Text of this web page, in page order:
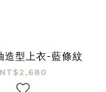
造型上衣-藍條紋
NT$2,680